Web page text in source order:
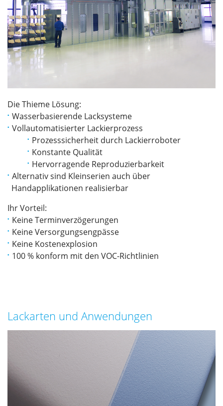
Die Thieme Lösung:
Wasserbasierende Lacksysteme
Vollautomatisierter Lackierprozess
Prozesssicherheit durch Lackierroboter
Konstante Qualität
Hervorragende Reproduzierbarkeit
Alternativ sind Kleinserien auch über
Handapplikationen realisierbar
Ihr Vorteil:
Keine Terminverzögerungen
Keine Versorgungsengpässe
Keine Kostenexplosion
100 % konform mit den VOC-Richtlinien
Lackarten und Anwendungen